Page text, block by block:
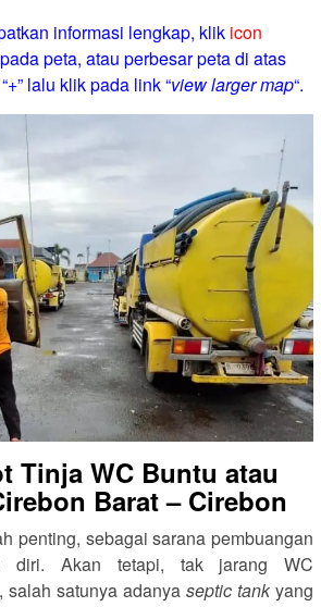
informasi lengkap, klik icon
peta, atau perbesar peta di atas
lalu klik pada link “view larger map“.
Tinja WC Buntu atau
Barat – Cirebon
penting, sebagai sarana pembuangan
diri. Akan tetapi, tak jarang WC
salah satunya adanya septic tankyang